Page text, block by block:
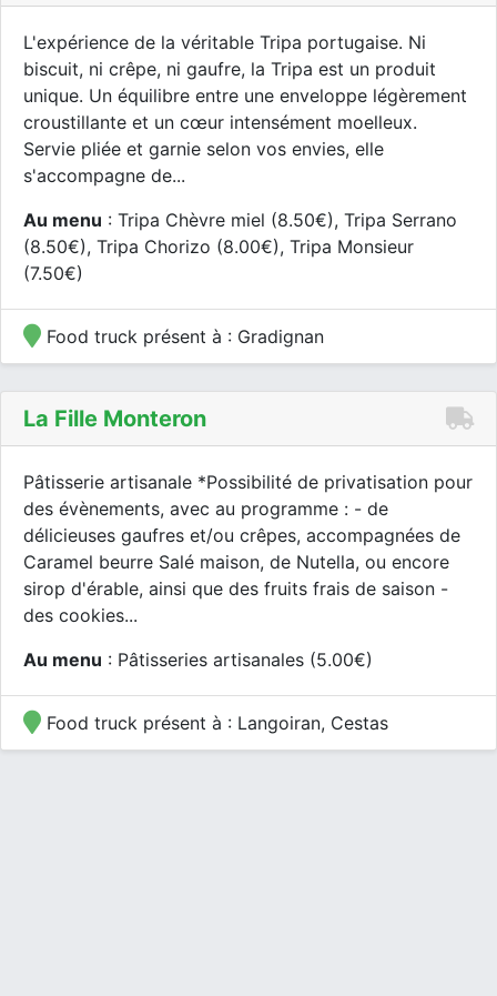
L'expérience de la véritable Tripa portugaise. Ni
biscuit, ni crêpe, ni gaufre, la Tripa est un produit
unique. Un équilibre entre une enveloppe légèrement
croustillante et un cœur intensément moelleux.
Servie pliée et garnie selon vos envies, elle
s'accompagne de...
Au menu : Tripa Chèvre miel (8.50€), Tripa Serrano
(8.50€), Tripa Chorizo (8.00€), Tripa Monsieur
(7.50€)
Food truck présent à : Gradignan
La Fille Monteron
Pâtisserie artisanale *Possibilité de privatisation pour
des évènements, avec au programme : - de
délicieuses gaufres et/ou crêpes, accompagnées de
Caramel beurre Salé maison, de Nutella, ou encore
sirop d'érable, ainsi que des fruits frais de saison -
des cookies...
Au menu : Pâtisseries artisanales (5.00€)
Food truck présent à : Langoiran, Cestas